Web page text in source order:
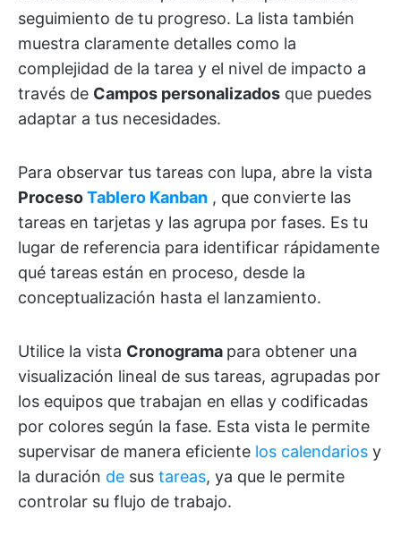
seguimiento de tu progreso. La lista también
muestra claramente detalles como la
complejidad de la tarea y el nivel de impacto a
través de Campos personalizados que puedes
adaptar a tus necesidades.
Para observar tus tareas con lupa, abre la vista
ProcesoTablero Kanban , que convierte las
tareas en tarjetas y las agrupa por fases. Es tu
lugar de referencia para identificar rápidamente
qué tareas están en proceso, desde la
conceptualización hasta el lanzamiento.
Utilice la vista Cronograma para obtener una
visualización lineal de sus tareas, agrupadas por
los equipos que trabajan en ellas y codificadas
por colores según la fase. Esta vista le permite
supervisar de manera eficiente los calendarios y
la duración de sus tareas, ya que le permite
controlar su flujo de trabajo.